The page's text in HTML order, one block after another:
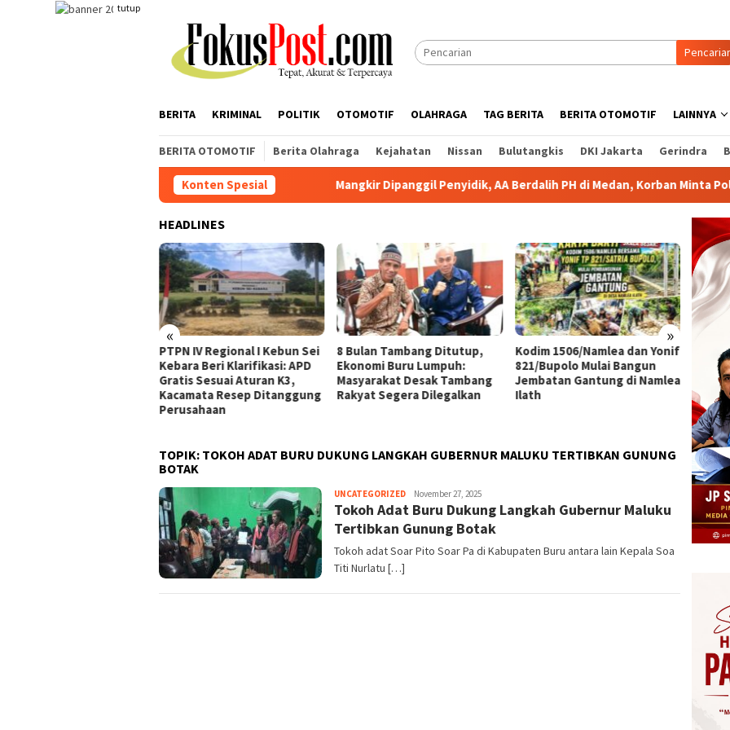
tutup
BERITA KRIMINAL POLITIK OTOMOTIF OLAHRAGA TAG BERITA BERITA OTOMOTIF LAINNYA
BERITA OTOMOTIF Berita Olahraga Kejahatan Nissan Bulutangkis DKI Jakarta Gerindra
Konten SpesialMangkir Dipanggil Penyidik, AA Berdalih PH di Medan, Korban Minta Polisi Bertindak
HEADLINES
« »
PTPN IV Regional I Kebun Sei
Kebara Beri Klarifikasi: APD
Gratis Sesuai Aturan K3,
Kacamata Resep Ditanggung
Perusahaan
8 Bulan Tambang Ditutup,
Ekonomi Buru Lumpuh:
Masyarakat Desak Tambang
Rakyat Segera Dilegalkan
Kodim 1506/Namlea dan Yonif
821/Bupolo Mulai Bangun
Jembatan Gantung di Namlea
Ilath
AA,
TOPIK: TOKOH ADAT BURU DUKUNG LANGKAH GUBERNUR MALUKU TERTIBKAN GUNUNG
BOTAK
UNCATEGORIZEDHerman.
Damanik
November 27, 2025
Tokoh Adat Buru Dukung Langkah Gubernur Maluku
Tertibkan Gunung Botak
Tokoh adat Soar Pito Soar Pa di Kabupaten Buru antara lain Kepala Soa
Titi Nurlatu […]